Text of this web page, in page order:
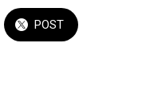
POST